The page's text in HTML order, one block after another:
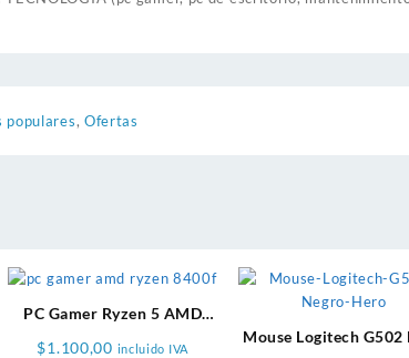
populares, Ofertas
PC Gamer Ryzen 5 AMD
$1.100,00 incluido IVA
Mouse Logitech G502